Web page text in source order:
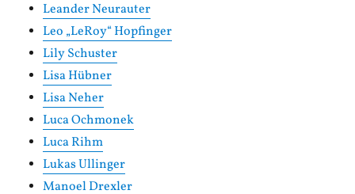
Leander Neurauter
Leo „LeRoy“ Hopfinger
Lily Schuster
Lisa Hübner
Lisa Neher
Luca Ochmonek
Luca Rihm
Lukas Ullinger
Manoel Drexler